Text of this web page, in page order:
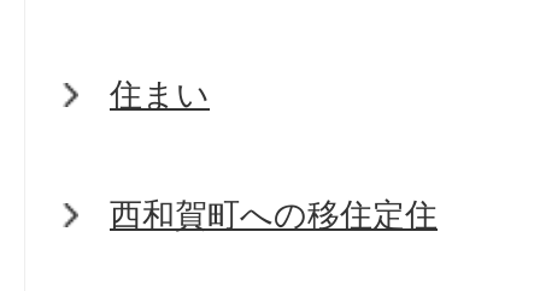
住まい
西和賀町への移住定住